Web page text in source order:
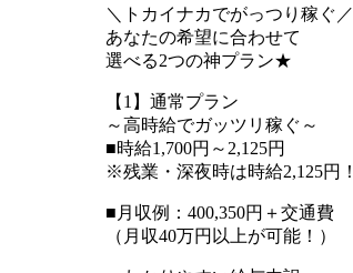
＼トカイナカでがっつり稼ぐ／
あなたの希望に合わせて
選べる2つの神プラン★
【1】通常プラン
～高時給でガッツリ稼ぐ～
■時給1,700円～2,125円
※残業・深夜時は時給2,125円！
■月収例：400,350円＋交通費
（月収40万円以上が可能！）